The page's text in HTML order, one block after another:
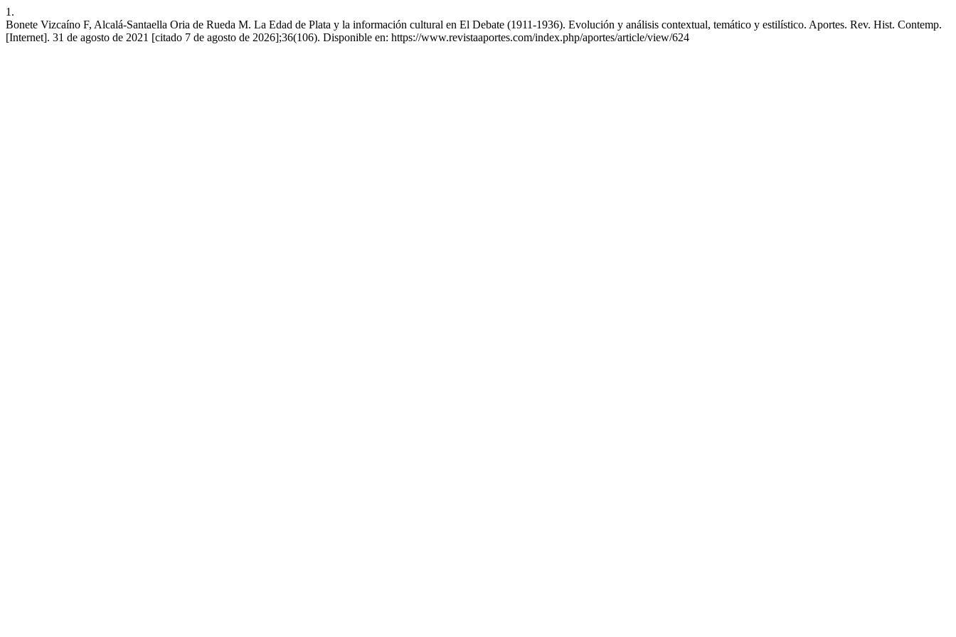
1.
Bonete Vizcaíno F, Alcalá-Santaella Oria de Rueda M. La Edad de Plata y la información cultural en El Debate (1911-1936). Evolución y análisis contextual, temático y estilístico. Aportes. Rev. Hist. Contemp.
[Internet]. 31 de agosto de 2021 [citado 7 de agosto de 2026];36(106). Disponible en: https://www.revistaaportes.com/index.php/aportes/article/view/624